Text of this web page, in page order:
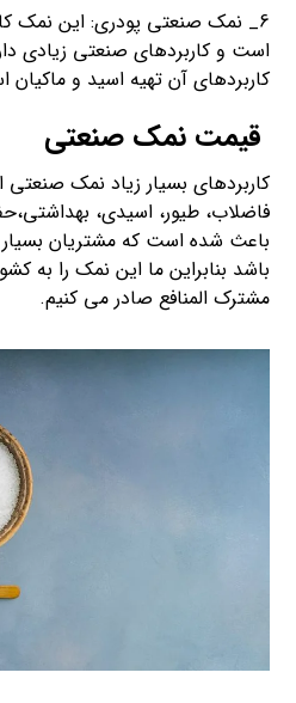
6_ نمک صنعتی پودری: این نمک
است و کاربردهای صنعتی زیادی
کاربردهای آن تهیه اسید و
قیمت نمک صنعتی
کاربردهای بسیار زیاد نمک صنعتی
فاضلاب، طیور، اسیدی،
باعث شده است که مشتریان بسیار
باشد بنابراین ما این نمک را به
مشترک المنافع صادر می کنیم.